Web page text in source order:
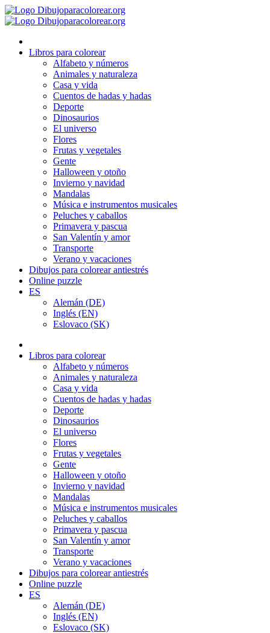
Ir
al
Libros para colorear
Alfabeto y números
Animales y naturaleza
Casa y vida
Cuentos de hadas y hadas
Deporte
Dinosaurios
El universo
Flores
Frutas y vegetales
Gente
Halloween y otoño
Invierno y navidad
Mandalas
Música e instrumentos musicales
Peluches y caballos
Primavera y pascua
San Valentín y amor
Transporte
Verano y vacaciones
Dibujos para colorear antiestrés
Online puzzle
ES
Alemán (DE)
Inglés (EN)
Eslovaco (SK)
Libros para colorear
Alfabeto y números
Animales y naturaleza
Casa y vida
Cuentos de hadas y hadas
Deporte
Dinosaurios
El universo
Flores
Frutas y vegetales
Gente
Halloween y otoño
Invierno y navidad
Mandalas
Música e instrumentos musicales
Peluches y caballos
Primavera y pascua
San Valentín y amor
Transporte
Verano y vacaciones
Dibujos para colorear antiestrés
Online puzzle
ES
Alemán (DE)
Inglés (EN)
Eslovaco (SK)